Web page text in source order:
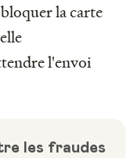
la carte
l'envoi
les fraudes